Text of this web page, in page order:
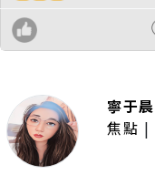
寧于晨
焦點 |